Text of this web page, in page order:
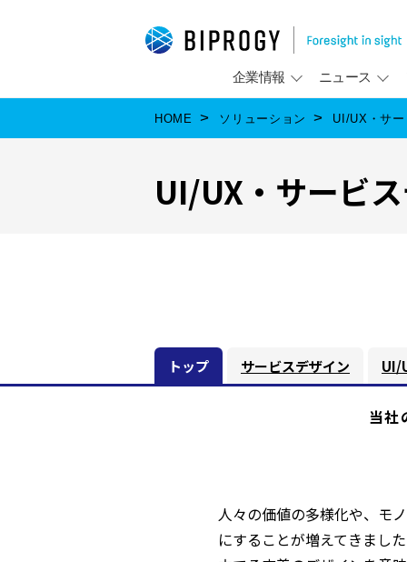
企業情報 ニュース
HOME ソリューション UI/UX・サ
UI/UX・サービ
トップ サービスデザイン UI/
当社
人々の価値の多様化や、モ
にすることが増えてきまし